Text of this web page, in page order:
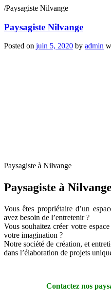
/Paysagiste Nilvange
Paysagiste Nilvange
Posted on juin 5, 2020 by admin
Paysagiste à Nilvange
Paysagiste à Nilvange
Vous êtes propriétaire d’un
avez besoin de l’entretenir ?
Vous souhaitez créer votre
votre imagination ?
Notre société de création, et
dans l’élaboration de projets
Contactez nos